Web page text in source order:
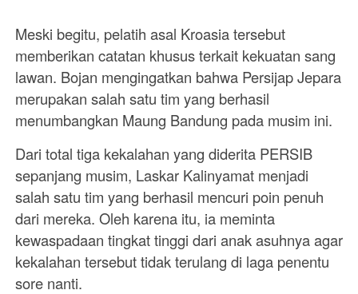
Meski begitu, pelatih asal Kroasia tersebut
memberikan catatan khusus terkait kekuatan sang
lawan. Bojan mengingatkan bahwa Persijap Jepara
merupakan salah satu tim yang berhasil
menumbangkan Maung Bandung pada musim ini.
Dari total tiga kekalahan yang diderita PERSIB
sepanjang musim, Laskar Kalinyamat menjadi
salah satu tim yang berhasil mencuri poin penuh
dari mereka. Oleh karena itu, ia meminta
kewaspadaan tingkat tinggi dari anak asuhnya agar
kekalahan tersebut tidak terulang di laga penentu
sore nanti.